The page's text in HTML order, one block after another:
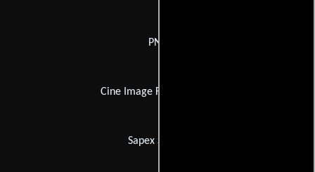
PNC
Cine Image Film Opticals
Sapex Scripts